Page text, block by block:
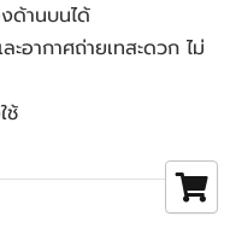
ด้านบนได้
อากาศถ่ายเทสะดวก ไม่
ช้